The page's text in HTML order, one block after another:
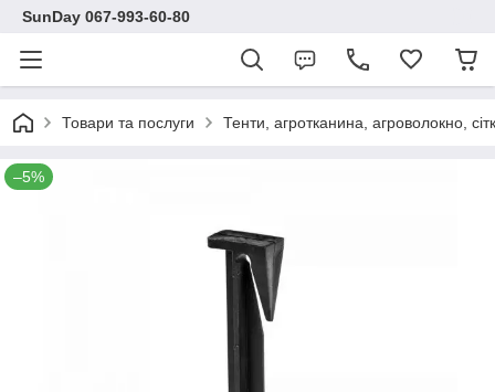
SunDay 067-993-60-80
Товари та послуги Тенти, агротканина, агроволокно,
–5%